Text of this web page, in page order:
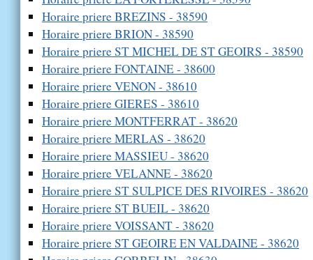
Horaire priere BREZINS - 38590
Horaire priere BRION - 38590
Horaire priere ST MICHEL DE ST GEOIRS - 38590
Horaire priere FONTAINE - 38600
Horaire priere VENON - 38610
Horaire priere GIERES - 38610
Horaire priere MONTFERRAT - 38620
Horaire priere MERLAS - 38620
Horaire priere MASSIEU - 38620
Horaire priere VELANNE - 38620
Horaire priere ST SULPICE DES RIVOIRES - 38620
Horaire priere ST BUEIL - 38620
Horaire priere VOISSANT - 38620
Horaire priere ST GEOIRE EN VALDAINE - 38620